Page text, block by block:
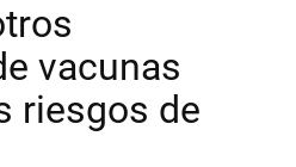
vacunas
riesgos de